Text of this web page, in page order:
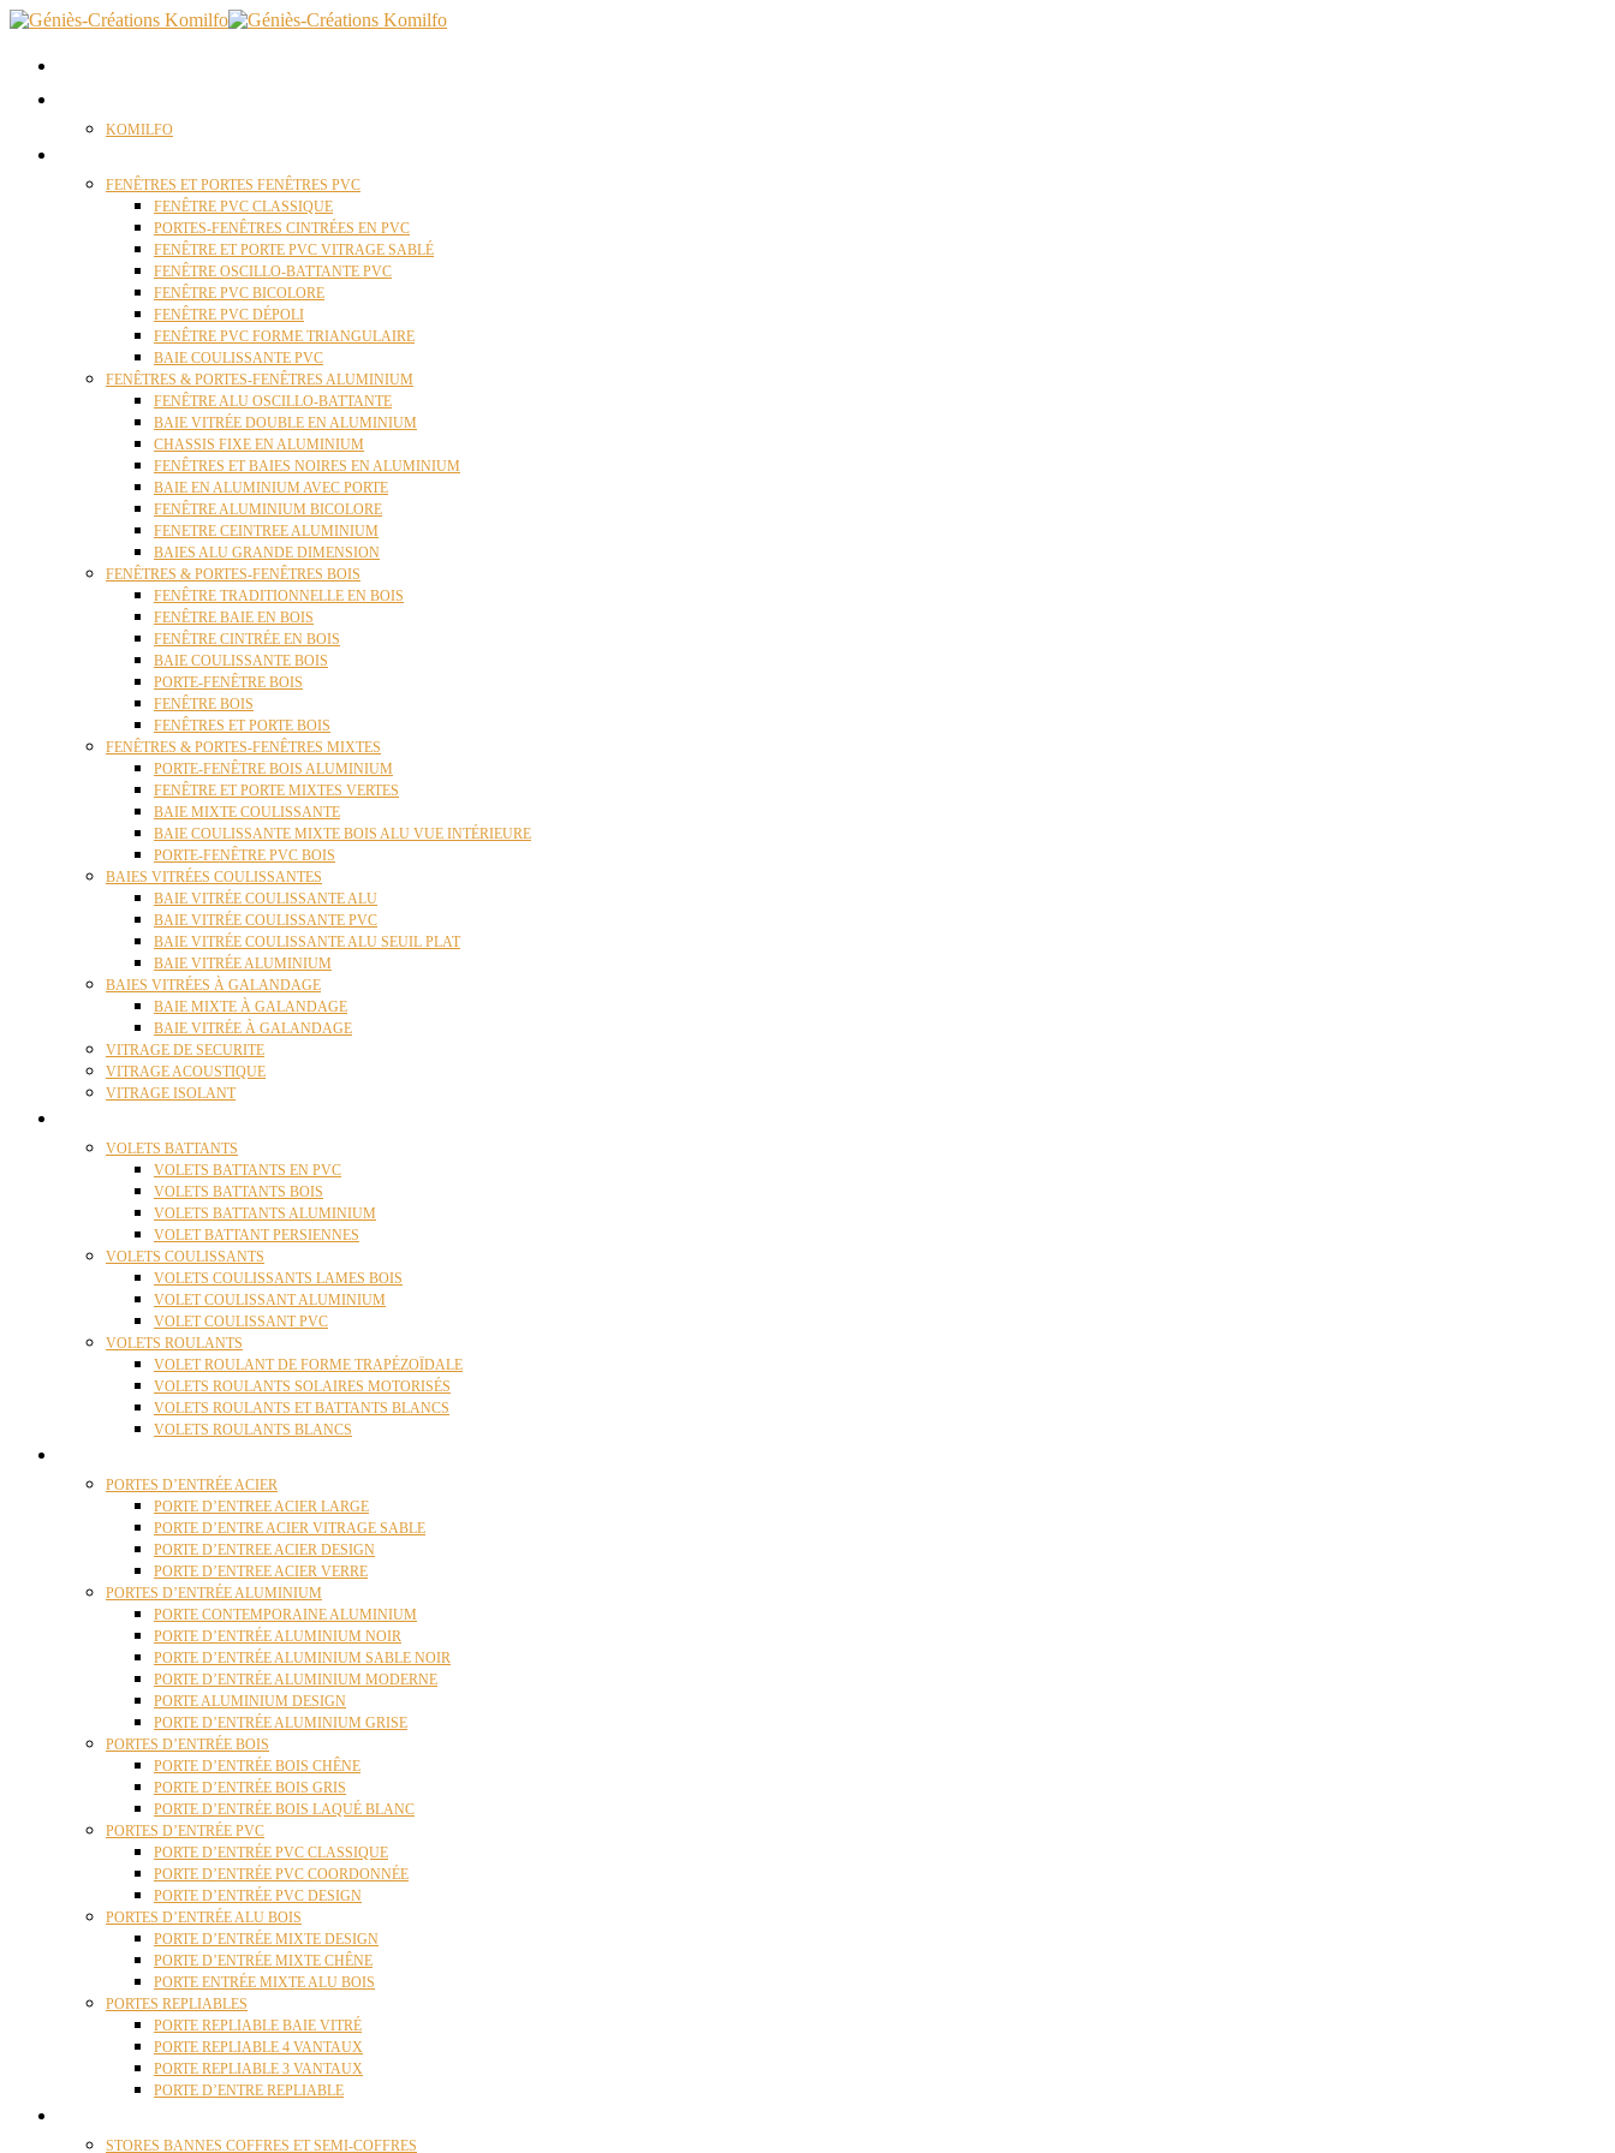
KOMILFO
FENÊTRES ET PORTES FENÊTRES PVC
FENÊTRE PVC CLASSIQUE
PORTES-FENÊTRES CINTRÉES EN PVC
FENÊTRE ET PORTE PVC VITRAGE SABLÉ
FENÊTRE OSCILLO-BATTANTE PVC
FENÊTRE PVC BICOLORE
FENÊTRE PVC DÉPOLI
FENÊTRE PVC FORME TRIANGULAIRE
BAIE COULISSANTE PVC
FENÊTRES & PORTES-FENÊTRES ALUMINIUM
FENÊTRE ALU OSCILLO-BATTANTE
BAIE VITRÉE DOUBLE EN ALUMINIUM
CHASSIS FIXE EN ALUMINIUM
FENÊTRES ET BAIES NOIRES EN ALUMINIUM
BAIE EN ALUMINIUM AVEC PORTE
FENÊTRE ALUMINIUM BICOLORE
FENETRE CEINTREE ALUMINIUM
BAIES ALU GRANDE DIMENSION
FENÊTRES & PORTES-FENÊTRES BOIS
FENÊTRE TRADITIONNELLE EN BOIS
FENÊTRE BAIE EN BOIS
FENÊTRE CINTRÉE EN BOIS
BAIE COULISSANTE BOIS
PORTE-FENÊTRE BOIS
FENÊTRE BOIS
FENÊTRES ET PORTE BOIS
FENÊTRES & PORTES-FENÊTRES MIXTES
PORTE-FENÊTRE BOIS ALUMINIUM
FENÊTRE ET PORTE MIXTES VERTES
BAIE MIXTE COULISSANTE
BAIE COULISSANTE MIXTE BOIS ALU VUE INTÉRIEURE
PORTE-FENÊTRE PVC BOIS
BAIES VITRÉES COULISSANTES
BAIE VITRÉE COULISSANTE ALU
BAIE VITRÉE COULISSANTE PVC
BAIE VITRÉE COULISSANTE ALU SEUIL PLAT
BAIE VITRÉE ALUMINIUM
BAIES VITRÉES À GALANDAGE
BAIE MIXTE À GALANDAGE
BAIE VITRÉE À GALANDAGE
VITRAGE DE SECURITE
VITRAGE ACOUSTIQUE
VITRAGE ISOLANT
VOLETS BATTANTS
VOLETS BATTANTS EN PVC
VOLETS BATTANTS BOIS
VOLETS BATTANTS ALUMINIUM
VOLET BATTANT PERSIENNES
VOLETS COULISSANTS
VOLETS COULISSANTS LAMES BOIS
VOLET COULISSANT ALUMINIUM
VOLET COULISSANT PVC
VOLETS ROULANTS
VOLET ROULANT DE FORME TRAPÉZOÏDALE
VOLETS ROULANTS SOLAIRES MOTORISÉS
VOLETS ROULANTS ET BATTANTS BLANCS
VOLETS ROULANTS BLANCS
PORTES D’ENTRÉE ACIER
PORTE D’ENTREE ACIER LARGE
PORTE D’ENTRE ACIER VITRAGE SABLE
PORTE D’ENTREE ACIER DESIGN
PORTE D’ENTREE ACIER VERRE
PORTES D’ENTRÉE ALUMINIUM
PORTE CONTEMPORAINE ALUMINIUM
PORTE D’ENTRÉE ALUMINIUM NOIR
PORTE D’ENTRÉE ALUMINIUM SABLE NOIR
PORTE D’ENTRÉE ALUMINIUM MODERNE
PORTE ALUMINIUM DESIGN
PORTE D’ENTRÉE ALUMINIUM GRISE
PORTES D’ENTRÉE BOIS
PORTE D’ENTRÉE BOIS CHÊNE
PORTE D’ENTRÉE BOIS GRIS
PORTE D’ENTRÉE BOIS LAQUÉ BLANC
PORTES D’ENTRÉE PVC
PORTE D’ENTRÉE PVC CLASSIQUE
PORTE D’ENTRÉE PVC COORDONNÉE
PORTE D’ENTRÉE PVC DESIGN
PORTES D’ENTRÉE ALU BOIS
PORTE D’ENTRÉE MIXTE DESIGN
PORTE D’ENTRÉE MIXTE CHÊNE
PORTE ENTRÉE MIXTE ALU BOIS
PORTES REPLIABLES
PORTE REPLIABLE BAIE VITRÉ
PORTE REPLIABLE 4 VANTAUX
PORTE REPLIABLE 3 VANTAUX
PORTE D’ENTRE REPLIABLE
STORES BANNES COFFRES ET SEMI-COFFRES